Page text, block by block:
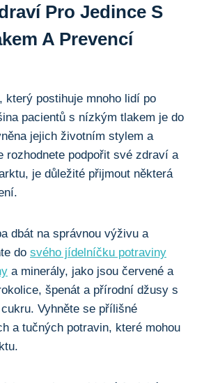
Pro⁤ Jedince S
‍a Prevencí
který postihuje⁤ mnoho‍ lidí po
pacientů s nízkým tlakem je do
jejich životním ​stylem a
rozhodnete podpořit své ⁢zdraví ‌a
je důležité‍ přijmout některá
dbát na správnou výživu a
do svého jídelníčku potraviny
a minerály, jako jsou červené a
špenát a přírodní džusy s
Vyhněte se přílišné
a tučných potravin, které mohou